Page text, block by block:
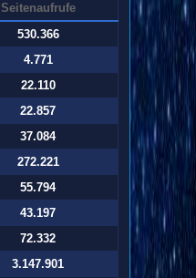
Seitenaufrufe
530.366
4.771
22.110
22.857
37.084
272.221
55.794
43.197
72.332
3.147.901